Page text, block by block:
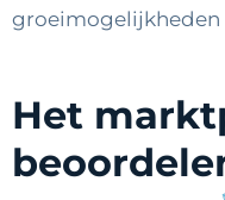
groeimogelijkheden
Het